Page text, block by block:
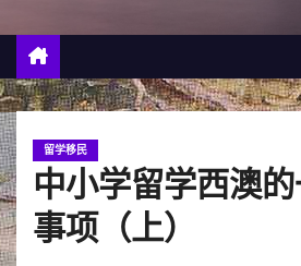
留学移民
中小学留学西澳
事项（上）